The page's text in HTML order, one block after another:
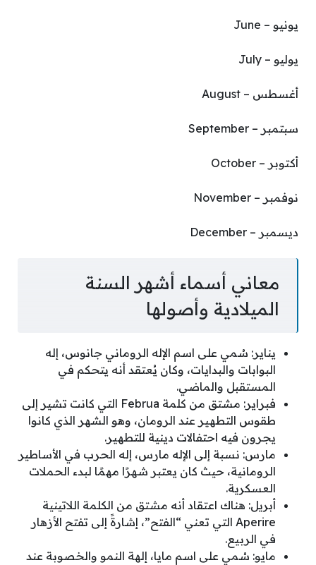
يونيو – June
يوليو – July
أغسطس – August
سبتمبر – September
أكتوبر – October
نوفمبر – November
ديسمبر – December
معاني أسماء أشهر السنة
الميلادية وأصولها
يناير: سُمي على اسم الإله الروماني جانوس، إله
البوابات والبدايات، وكان يُعتقد أنه يتحكم في
المستقبل والماضي.
فبراير: مشتق من كلمة Februa التي كانت تشير إلى
طقوس التطهير عند الرومان، وهو الشهر الذي كانوا
يجرون فيه احتفالات دينية للتطهير.
مارس: نسبة إلى الإله مارس، إله الحرب في الأساطير
الرومانية، حيث كان يعتبر شهرًا مهمًا لبدء الحملات
العسكرية.
أبريل: هناك اعتقاد أنه مشتق من الكلمة اللاتينية
Aperire التي تعني “الفتح”، إشارةً إلى تفتح الأزهار
في الربيع.
مايو: سُمي على اسم مايا، إلهة النمو والخصوبة عند